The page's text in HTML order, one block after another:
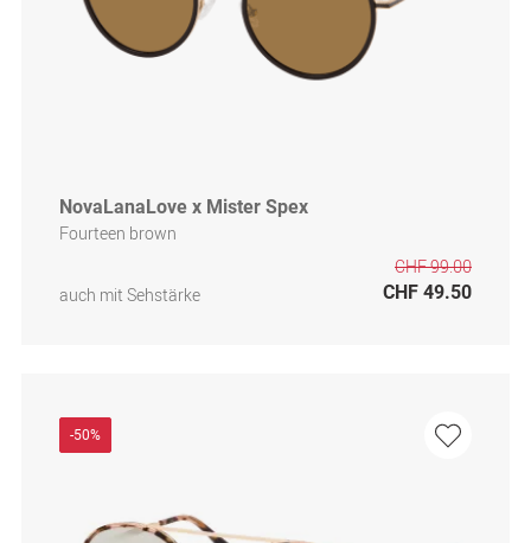
NovaLanaLove x Mister Spex
Fourteen brown
auch mit Sehstärke
CHF 99.00
CHF 49.50
-50%